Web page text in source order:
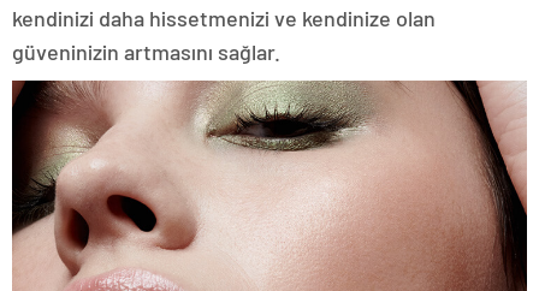
kendinizi daha hissetmenizi ve kendinize olan
güveninizin artmasını sağlar.